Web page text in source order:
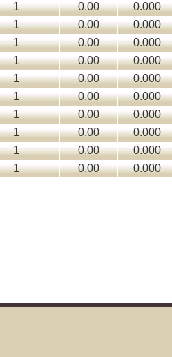
1 0.00
0.000
1 0.00
0.000
1 0.00
0.000
1 0.00
0.000
1 0.00
0.000
1 0.00
0.000
1 0.00
0.000
1 0.00
0.000
1 0.00
0.000
1 0.00 0.000